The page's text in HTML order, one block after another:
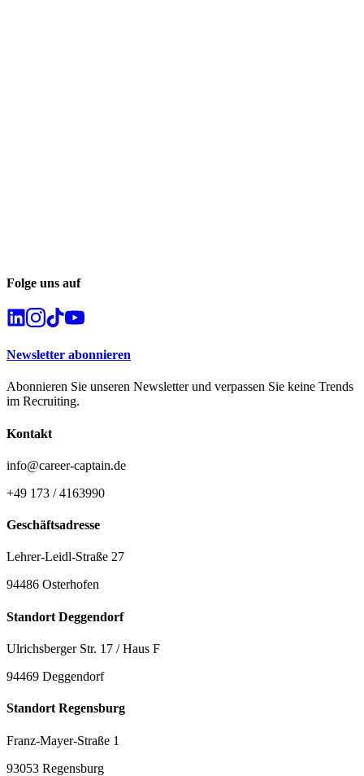
Folge uns auf
Newsletter abonnieren
Abonnieren Sie unseren Newsletter und verpassen Sie keine Trends
im Recruiting.
Kontakt
info@career-captain.de
+49 173 / 4163990
Geschäftsadresse
Lehrer-Leidl-Straße 27
94486 Osterhofen
Standort Deggendorf
Ulrichsberger Str. 17 / Haus F
94469 Deggendorf
Standort Regensburg
Franz-Mayer-Straße 1
93053 Regensburg